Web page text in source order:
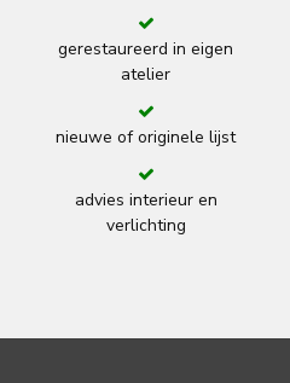
gerestaureerd in eigen
atelier
nieuwe of originele lijst
advies interieur en
verlichting